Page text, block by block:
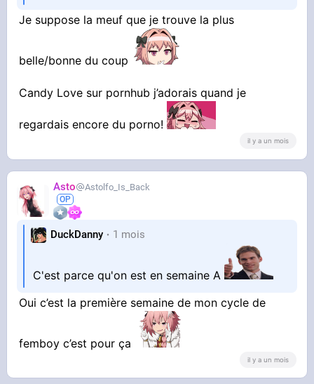
Je suppose la meuf que je trouve la plus
belle/bonne du coup
Candy Love sur pornhub j’adorais quand je
regardais encore du porno!
il y a un mois
Asto Astolfo_Is_Back
DuckDanny 1 mois
C'est parce qu'on est en semaine A
Oui c’est la première semaine de mon cycle de
femboy c’est pour ça
il y a un mois